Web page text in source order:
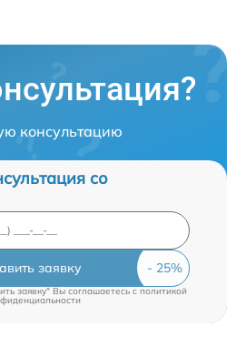
консультацию
со
заявку
заявку" Вы соглашаетесь cполитикой